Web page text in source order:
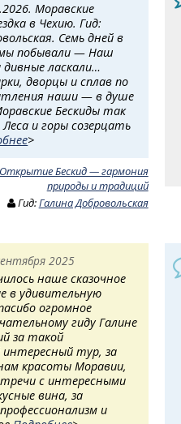
Моравские
в Чехию. Гид:
Семь дней в
мы побывали — Наш
дивные ласкали…
дворцы и сплав по
наши — в душе
Бескиды так
и горы созерцать
>
Открытие Бескид — гармония
природы и традиций
Гид:Галина Добровольская
2025
наше сказочное
в удивительную
огромное
гиду Галине
за такой
тур, за
красоты Моравии,
с интересными
вина, за
и